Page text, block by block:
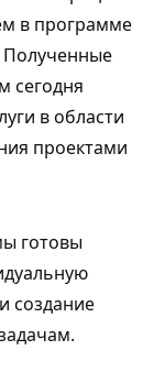
в программе
Полученные
сегодня
в области
проектами
готовы
создание